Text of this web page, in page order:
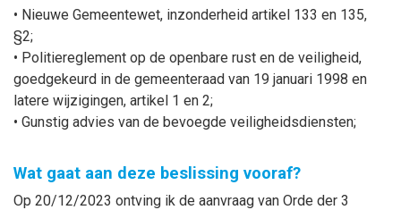
• Nieuwe Gemeentewet, inzonderheid artikel 133 en 135,
§2;
• Politiereglement op de openbare rust en de veiligheid,
goedgekeurd in de gemeenteraad van 19 januari 1998 en
latere wijzigingen, artikel 1 en 2;
• Gunstig advies van de bevoegde veiligheidsdiensten;
Wat gaat aan deze beslissing vooraf?
Op 20/12/2023 ontving ik de aanvraag van Orde der 3